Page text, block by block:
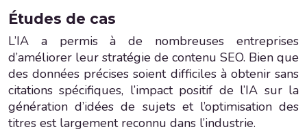
Études de cas
L’IA a permis à de nombreuses entreprises
d’améliorer leur stratégie de contenu SEO. Bien que
des données précises soient difficiles à obtenir sans
citations spécifiques, l’impact positif de l’IA sur la
génération d’idées de sujets et l’optimisation des
titres est largement reconnu dans l’industrie.